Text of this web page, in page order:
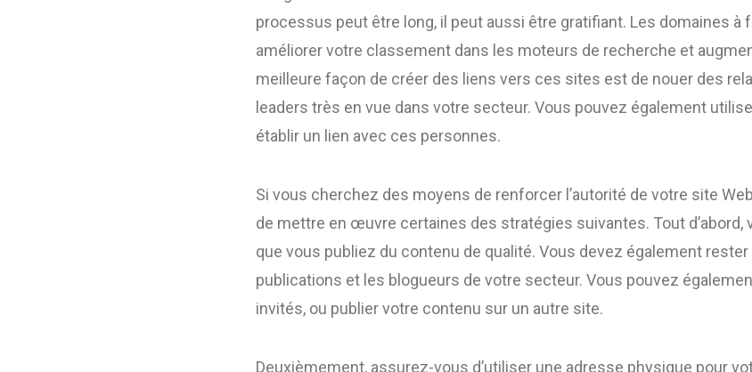
processus peut être long, il peut aussi être gratifiant. Les domaines à
améliorer votre classement dans les moteurs de recherche et
meilleure façon de créer des liens vers ces sites est de nouer des
leaders très en vue dans votre secteur. Vous pouvez également
établir un lien avec ces personnes.
Si vous cherchez des moyens de renforcer l’autorité de votre site
de mettre en œuvre certaines des stratégies suivantes. Tout d’abord,
que vous publiez du contenu de qualité. Vous devez également
publications et les blogueurs de votre secteur. Vous pouvez
invités, ou publier votre contenu sur un autre site.
Deuxièmement, assurez-vous d’utiliser une adresse physique pour